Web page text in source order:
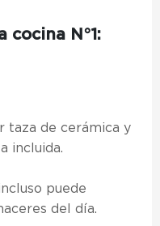
cocina N°1:
taza de cerámica y
incluida.
puede
del día.